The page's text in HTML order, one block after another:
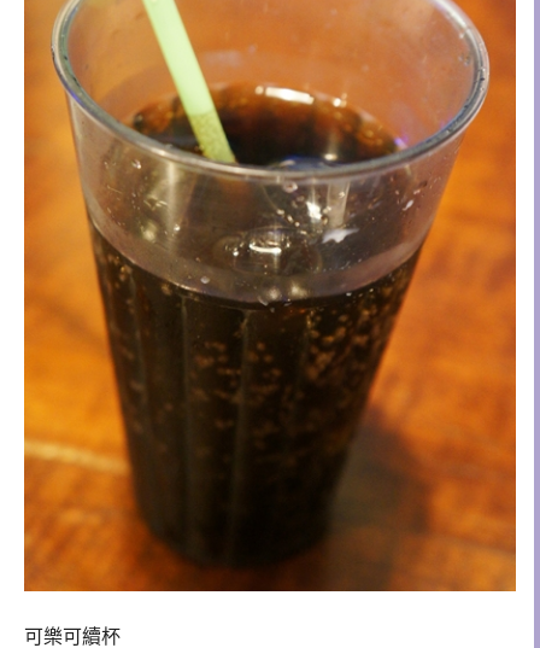
可樂可續杯